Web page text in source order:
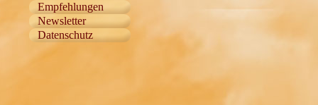
Empfehlungen
Newsletter
Datenschutz